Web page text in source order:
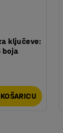
ključeve:
boja